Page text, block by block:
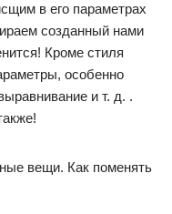
в его параметрах
созданный нами
Кроме стиля
особенно
и т. д. .
вещи. Как поменять